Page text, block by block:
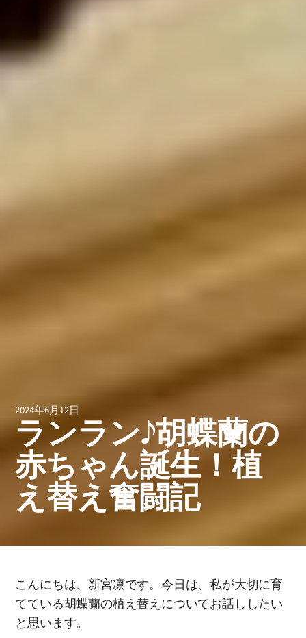
2024年6月12日
ランラン♪胡蝶蘭の
赤ちゃん誕生！植
え替え奮闘記
こんにちは、新宮凛です。今日は、私が大切に育
てている胡蝶蘭の植え替えについてお話ししたい
と思います。